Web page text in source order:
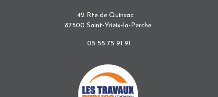
42 Rte de Quinsac
87500 Saint-Yrieix-la-Perche
05 55 75 91 91